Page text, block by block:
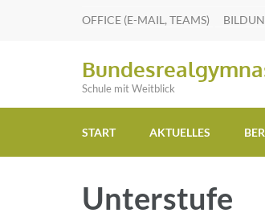
OFFICE (E-MAIL, TEAMS)
Schule mit Weitblick
START AKTUELLES
Unterstufe